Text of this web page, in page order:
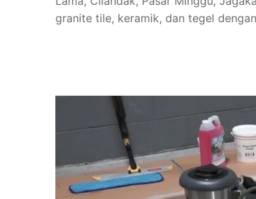
granite tile, keramik, dan tegel